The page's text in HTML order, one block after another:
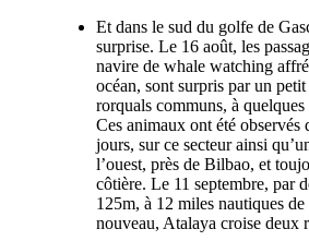
Et dans le sud du golfe de
surprise. Le 16 août, les
navire de whale watching
océan, sont surpris par un
rorquals communs, à
Ces animaux ont été observés
jours, sur ce secteur ainsi
l’ouest, près de Bilbao, et
côtière. Le 11 septembre, par
125m, à 12 miles nautiques de
nouveau, Atalaya croise deux